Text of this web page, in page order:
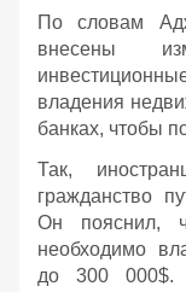
По словам
внесены
владения
банках, чтобы
Так,
гражданство
Он пояснил,
необходимо
до 300 000$.